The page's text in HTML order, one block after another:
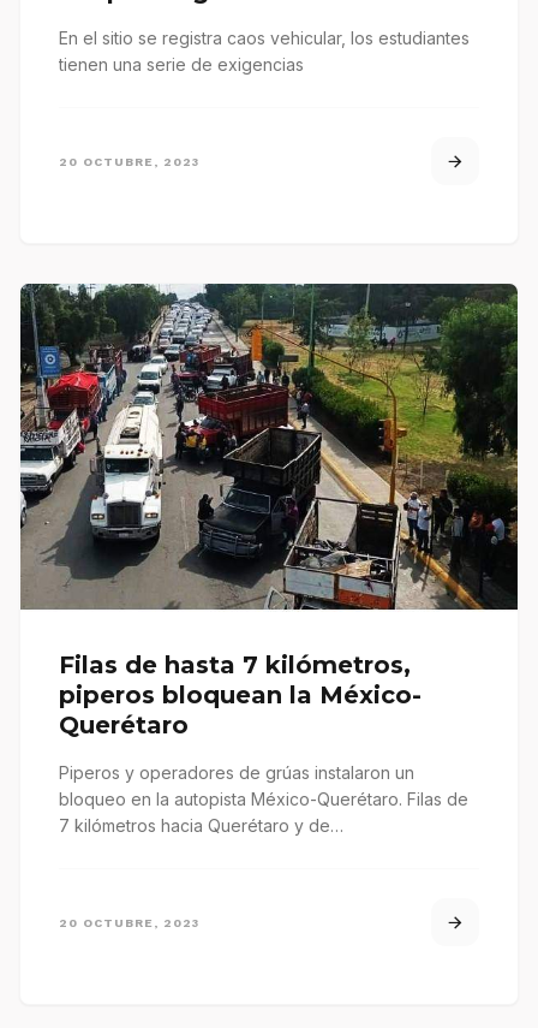
En el sitio se registra caos vehicular, los estudiantes
tienen una serie de exigencias
20 OCTUBRE, 2023
Filas de hasta 7 kilómetros,
piperos bloquean la México-
Querétaro
Piperos y operadores de grúas instalaron un
bloqueo en la autopista México-Querétaro. Filas de
7 kilómetros hacia Querétaro y de…
20 OCTUBRE, 2023